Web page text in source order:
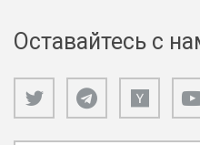
Оставайтесь с